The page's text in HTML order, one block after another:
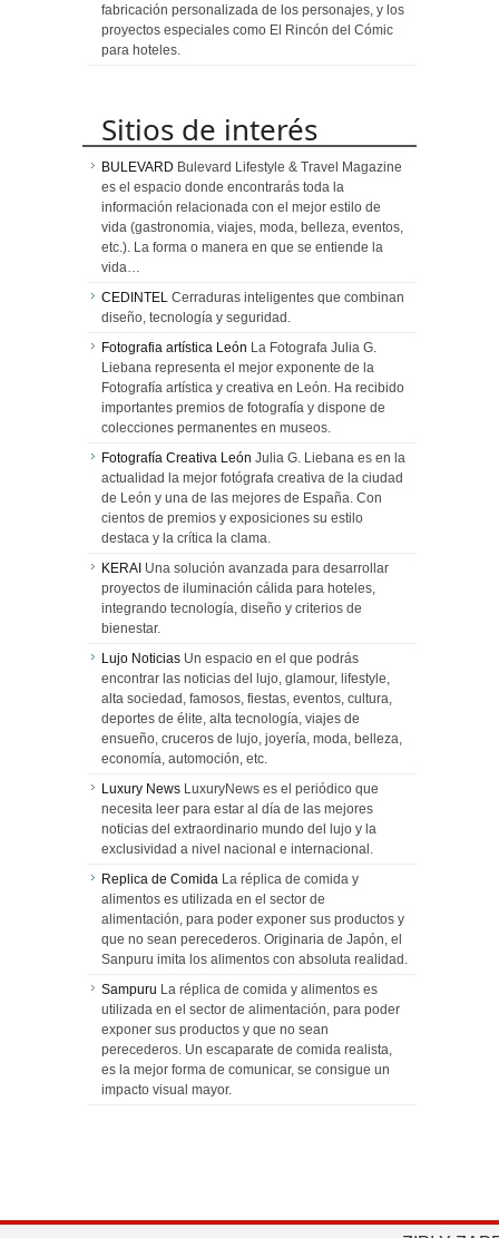
fabricación personalizada de los personajes, y los
proyectos especiales como El Rincón del Cómic
para hoteles.
Sitios de interés
BULEVARD Bulevard Lifestyle & Travel Magazine
es el espacio donde encontrarás toda la
información relacionada con el mejor estilo de
vida (gastronomia, viajes, moda, belleza, eventos,
etc.). La forma o manera en que se entiende la
vida…
CEDINTEL Cerraduras inteligentes que combinan
diseño, tecnología y seguridad.
Fotografia artística León La Fotografa Julia G.
Liebana representa el mejor exponente de la
Fotografía artística y creativa en León. Ha recibido
importantes premios de fotografía y dispone de
colecciones permanentes en museos.
Fotografía Creativa León Julia G. Liebana es en la
actualidad la mejor fotógrafa creativa de la ciudad
de León y una de las mejores de España. Con
cientos de premios y exposiciones su estilo
destaca y la crítica la clama.
KERAI Una solución avanzada para desarrollar
proyectos de iluminación cálida para hoteles,
integrando tecnología, diseño y criterios de
bienestar.
Lujo Noticias Un espacio en el que podrás
encontrar las noticias del lujo, glamour, lifestyle,
alta sociedad, famosos, fiestas, eventos, cultura,
deportes de élite, alta tecnología, viajes de
ensueño, cruceros de lujo, joyería, moda, belleza,
economía, automoción, etc.
Luxury News LuxuryNews es el periódico que
necesita leer para estar al día de las mejores
noticias del extraordinario mundo del lujo y la
exclusividad a nivel nacional e internacional.
Replica de Comida La réplica de comida y
alimentos es utilizada en el sector de
alimentación, para poder exponer sus productos y
que no sean perecederos. Originaria de Japón, el
Sanpuru imita los alimentos con absoluta realidad.
Sampuru La réplica de comida y alimentos es
utilizada en el sector de alimentación, para poder
exponer sus productos y que no sean
perecederos. Un escaparate de comida realista,
es la mejor forma de comunicar, se consigue un
impacto visual mayor.